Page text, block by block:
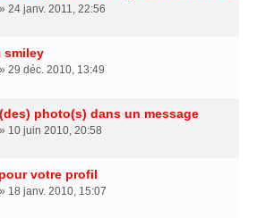
» 24 janv. 2011, 22:56
smiley
» 29 déc. 2010, 13:49
photo(s) dans un message
» 10 juin 2010, 20:58
pour votre profil
» 18 janv. 2010, 15:07